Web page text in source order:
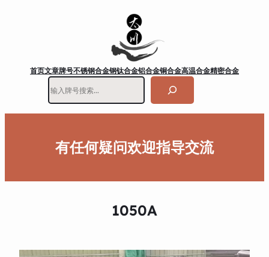
首页文章牌号不锈钢合金钢钛合金铝合金铜合金高温合金精密合金
有任何疑问欢迎指导交流
1050A